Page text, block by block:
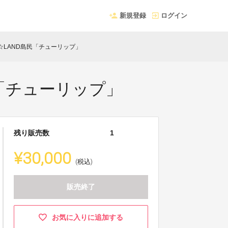
新規登録 ログイン
島民「チューリップ」
ューリップ」
残り販売数 1
¥30,000 (税込)
販売終了
お気に入りに追加する